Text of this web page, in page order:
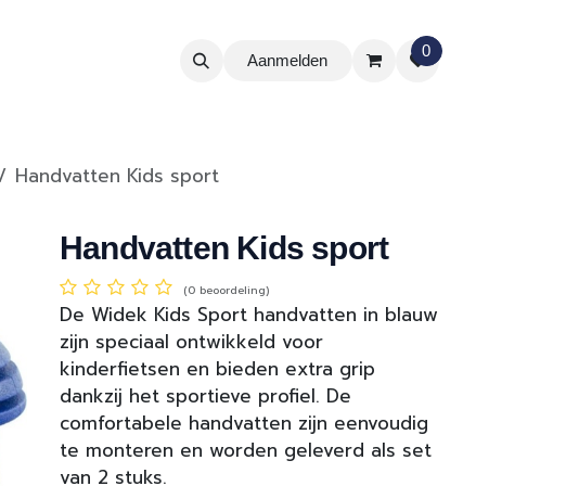
Aanmelden
0
Handvatten Kids sport
Handvatten Kids sport
(0 beoordeling)
De Widek Kids Sport handvatten in blauw
zijn speciaal ontwikkeld voor
kinderfietsen en bieden extra grip
dankzij het sportieve profiel. De
comfortabele handvatten zijn eenvoudig
te monteren en worden geleverd als set
van 2 stuks.